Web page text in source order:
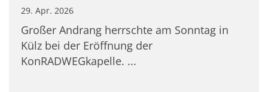
29. Apr. 2026
Großer Andrang herrschte am Sonntag in
Külz bei der Eröffnung der
KonRADWEGkapelle. ...